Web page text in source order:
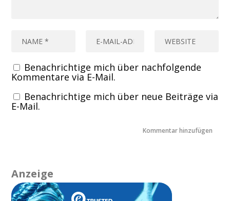
Benachrichtige mich über nachfolgende
Kommentare via E-Mail.
Benachrichtige mich über neue Beiträge via
E-Mail.
Anzeige